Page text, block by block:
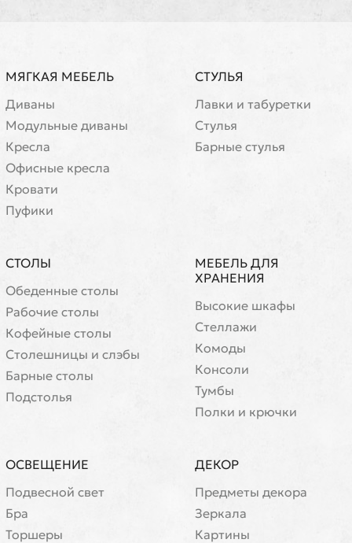
МЯГКАЯ МЕБЕЛЬ
Диваны
Модульные диваны
Кресла
Офисные кресла
Кровати
Пуфики
СТУЛЬЯ
Лавки и табуретки
Стулья
Барные стулья
СТОЛЫ
Обеденные столы
Рабочие столы
Кофейные столы
Cтолешницы и слэбы
Барные столы
Подстолья
МЕБЕЛЬ ДЛЯ
ХРАНЕНИЯ
Высокие шкафы
Стеллажи
Комоды
Консоли
Тумбы
Полки и крючки
ОСВЕЩЕНИЕ
Подвесной свет
Бра
Торшеры
ДЕКОР
Предметы декора
Зеркала
Картины